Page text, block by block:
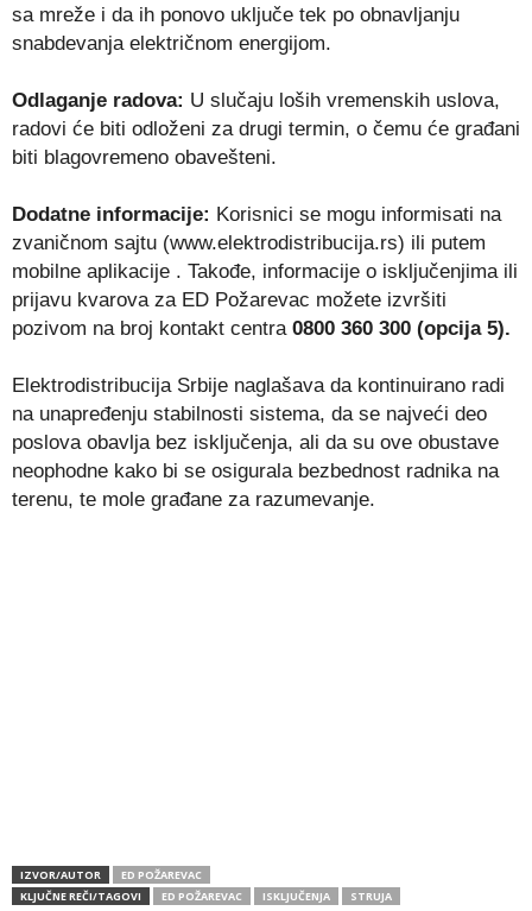
sa mreže i da ih ponovo uključe tek po obnavljanju
snabdevanja električnom energijom.
Odlaganje radova: U slučaju loših vremenskih uslova,
radovi će biti odloženi za drugi termin, o čemu će građani
biti blagovremeno obavešteni.
Dodatne informacije: Korisnici se mogu informisati na
zvaničnom sajtu (www.elektrodistribucija.rs) ili putem
mobilne aplikacije . Takođe, informacije o isključenjima ili
prijavu kvarova za ED Požarevac možete izvršiti
pozivom na broj kontakt centra 0800 360 300 (opcija 5).
Elektrodistribucija Srbije naglašava da kontinuirano radi
na unapređenju stabilnosti sistema, da se najveći deo
poslova obavlja bez isključenja, ali da su ove obustave
neophodne kako bi se osigurala bezbednost radnika na
terenu, te mole građane za razumevanje.
IZVOR/AUTOR
ED POŽAREVAC
KLJUČNE REČI/TAGOVI
ED POŽAREVAC ISKLJUČENJA STRUJA